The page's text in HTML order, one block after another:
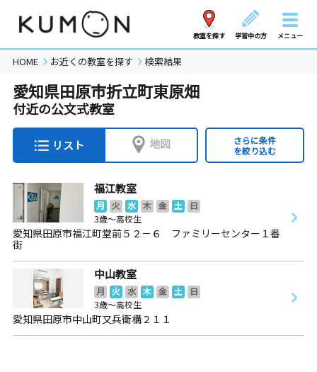
教室を探す 学習中の方 メニュー
HOME お近くの教室を探す 検索結果
愛知県田原市折立町東原畑
付近の公文式教室
リスト 地図
さらに条件
を絞り込む
福江教室
月 火 水 木 金 土
日
3歳～高校生
愛知県田原市福江町堂前５２－６ ファミリーセンター１番
街
中山教室
月 火 水 木 金 土
日
3歳～高校生
愛知県田原市中山町又兵衛構２１１